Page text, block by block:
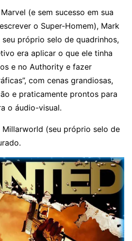
(e sem sucesso em sua
o Super-Homem), Mark
próprio selo de quadrinhos,
era aplicar o que ele tinha
e no Authority e fazer
com cenas grandiosas,
e praticamente prontos para
o áudio-visual.
(seu próprio selo de